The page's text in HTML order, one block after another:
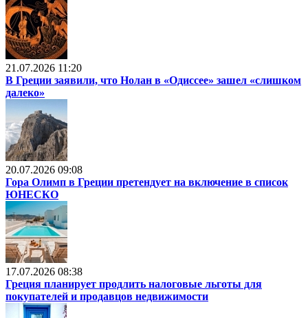
21.07.2026 11:20
В Греции заявили, что Нолан в «Одиссее» зашел «слишком
далеко»
20.07.2026 09:08
Гора Олимп в Греции претендует на включение в список
ЮНЕСКО
17.07.2026 08:38
Греция планирует продлить налоговые льготы для
покупателей и продавцов недвижимости